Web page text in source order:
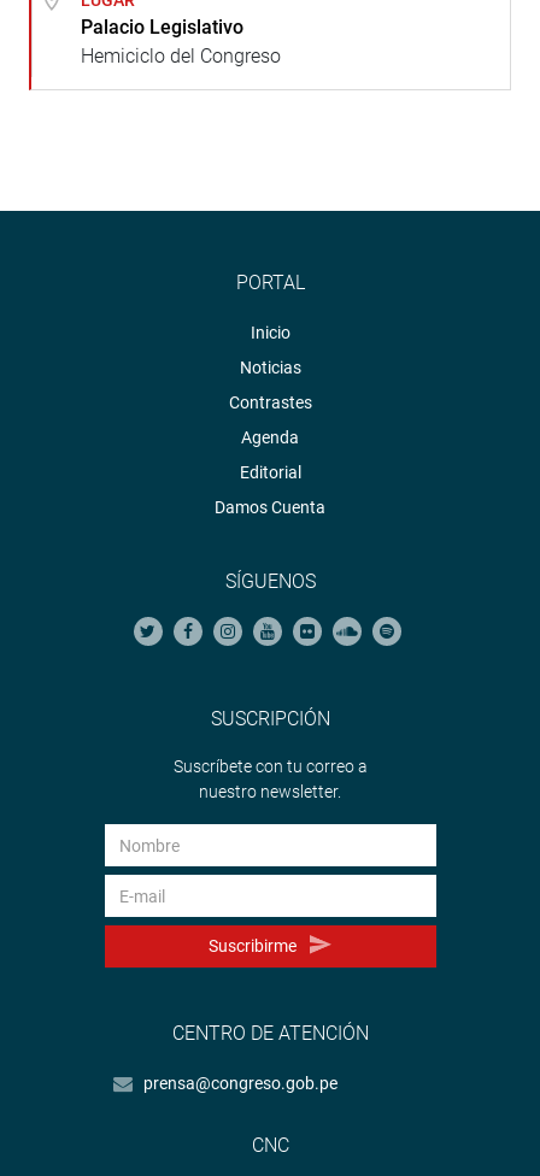
Palacio Legislativo
Hemiciclo del Congreso
PORTAL
Inicio
Noticias
Contrastes
Agenda
Editorial
Damos Cuenta
SÍGUENOS
SUSCRIPCIÓN
Suscríbete con tu correo a
nuestro newsletter.
Suscribirme
CENTRO DE ATENCIÓN
prensa@congreso.gob.pe
CNC